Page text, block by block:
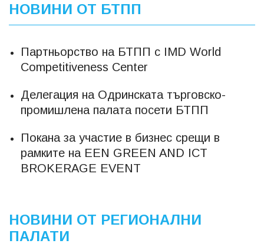
НОВИНИ ОТ БТПП
Партньорство на БТПП с IMD World
Competitiveness Center
Делегация на Одринската търговско-
промишлена палата посети БТПП
Покана за участие в бизнес срещи в
рамките на EEN GREEN AND ICT
BROKERAGE EVENT
НОВИНИ ОТ РЕГИОНАЛНИ
ПАЛАТИ